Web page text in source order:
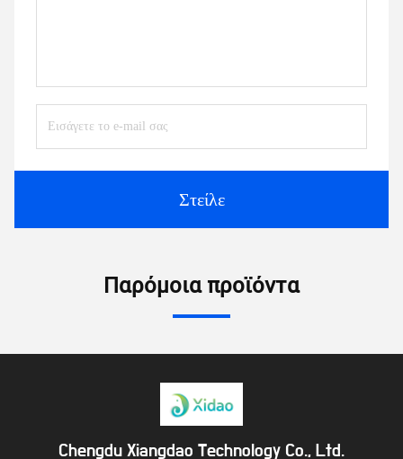
Στείλε
Παρόμοια προϊόντα
Chengdu Xiangdao Technology Co., Ltd.